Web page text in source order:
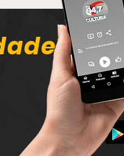
Homem passa
cirurgia após ser
agredido com